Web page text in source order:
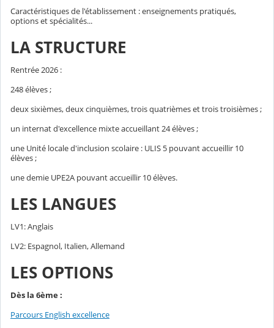
Caractéristiques de l'établissement : enseignements pratiqués,
options et spécialités...
LA STRUCTURE
Rentrée 2026 :
248 élèves ;
deux sixièmes, deux cinquièmes, trois quatrièmes et trois troisièmes ;
un internat d'excellence mixte accueillant 24 élèves ;
une Unité locale d'inclusion scolaire : ULIS 5 pouvant accueillir 10
élèves ;
une demie UPE2A pouvant accueillir 10 élèves.
LES LANGUES
LV1: Anglais
LV2: Espagnol, Italien, Allemand
LES OPTIONS
Dès la 6ème :
Parcours English excellence